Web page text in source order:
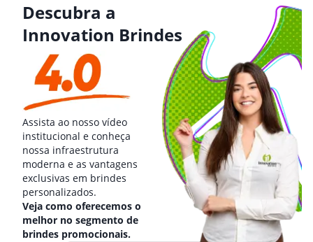
Descubra a
Innovation Brindes
Assista ao nosso vídeo
institucional e conheça
nossa infraestrutura
moderna e as vantagens
exclusivas em brindes
personalizados.
Veja como oferecemos o
melhor no segmento de
brindes promocionais.